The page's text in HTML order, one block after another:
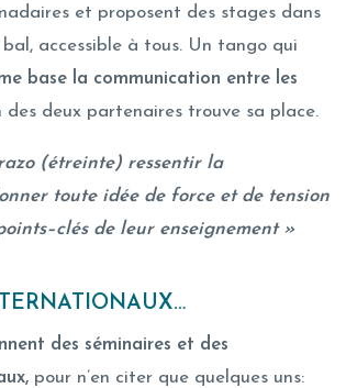
et proposent des stages dans
accessible à tous. Un tango qui
base la communication entre les
deux partenaires trouve sa place.
(étreinte) ressentir la
toute idée de force et de tension
de leur enseignement »
des séminaires et des
pour n’en citer que quelques uns: